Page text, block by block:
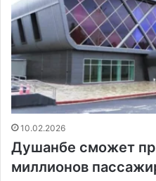
10.02.2026
Душанбе сможет
миллионов